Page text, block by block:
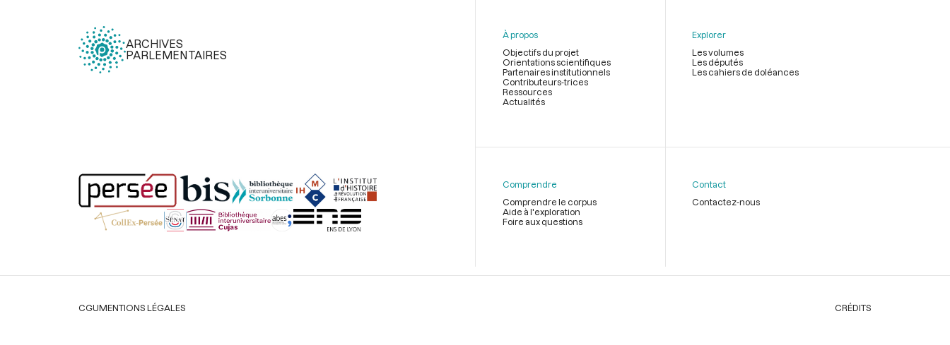
ARCHIVES
PARLEMENTAIRES
page
À propos
Objectifs du projet
Orientations scientifiques
Partenaires institutionnels
Contributeurs-trices
Ressources
Actualités
Explorer
Les volumes
Les députés
Les cahiers de doléances
Comprendre
Comprendre le corpus
Aide à l'exploration
Foire aux questions
Contact
Contactez-nous
Légal
CGUMENTIONS LÉGALES CRÉDITS